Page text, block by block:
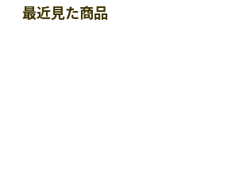
最近見た商品